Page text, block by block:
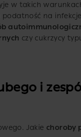
w takich
na
czy cukrzycy
i
Jakie choroby